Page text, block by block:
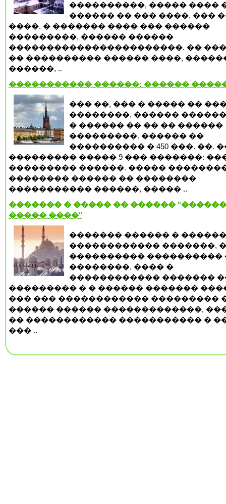
����������, ����� ����
������ �� ��� ����, ���
����. � ������� ���� ��� ������
���������, ������ ������
�����������������������. ��
�� ���������� ������ ����,
������, ..
����������� ������: ������
��� ��, ��� � ����� ��
��������, ������
� ������ �� �� �� ������
���������. ������ ��
���������� � 450 ���. ��.
��������� ����� 9 ��� �������:
��������� ������. �����
�������� ������ �� ��������
����������� ������, ����� ..
������� � ����� �� ������
����� ����"
������� ������ �
������������ �������,
���������� ����������
��������, ���� �
������������ �������
��������� � � ������ �������
��� ��� ������������ ���������
������ ������ �������������,
�� ������������ ����������� �
��� ..